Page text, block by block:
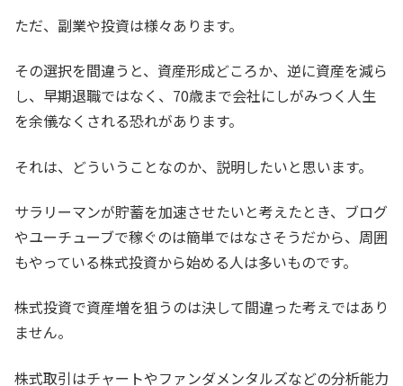
ただ、副業や投資は様々あります。
その選択を間違うと、資産形成どころか、逆に資産を減ら
し、早期退職ではなく、70歳まで会社にしがみつく人生
を余儀なくされる恐れがあります。
それは、どういうことなのか、説明したいと思います。
サラリーマンが貯蓄を加速させたいと考えたとき、ブログ
やユーチューブで稼ぐのは簡単ではなさそうだから、周囲
もやっている株式投資から始める人は多いものです。
株式投資で資産増を狙うのは決して間違った考えではあり
ません。
株式取引はチャートやファンダメンタルズなどの分析能力